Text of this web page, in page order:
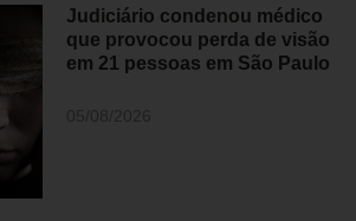
Judiciário condenou médico
que provocou perda de visão
em 21 pessoas em São Paulo